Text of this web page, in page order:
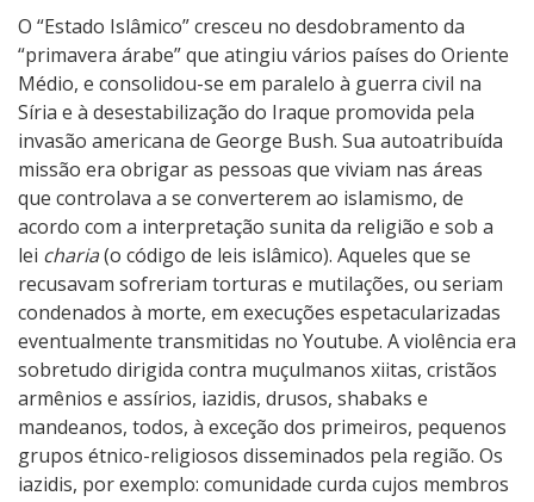
O “Estado Islâmico” cresceu no desdobramento da
“primavera árabe” que atingiu vários países do Oriente
Médio, e consolidou-se em paralelo à guerra civil na
Síria e à desestabilização do Iraque promovida pela
invasão americana de George Bush. Sua autoatribuída
missão era obrigar as pessoas que viviam nas áreas
que controlava a se converterem ao islamismo, de
acordo com a interpretação sunita da religião e sob a
lei charia(o código de leis islâmico). Aqueles que se
recusavam sofreriam torturas e mutilações, ou seriam
condenados à morte, em execuções espetacularizadas
eventualmente transmitidas no Youtube. A violência era
sobretudo dirigida contra muçulmanos xiitas, cristãos
armênios e assírios, iazidis, drusos, shabaks e
mandeanos, todos, à exceção dos primeiros, pequenos
grupos étnico-religiosos disseminados pela região. Os
iazidis, por exemplo: comunidade curda cujos membros